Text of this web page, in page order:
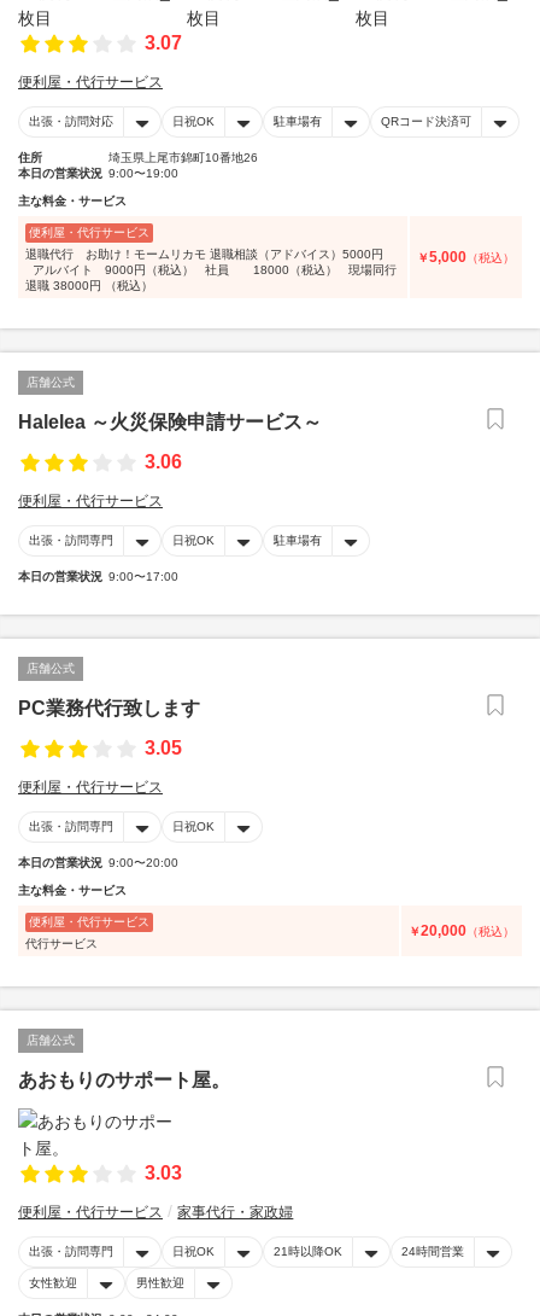
3.07
便利屋・代行サービス
出張・訪問対応 日祝OK 駐車場有 QRコード決済可
住所
埼玉県上尾市錦町10番地26
本日の営業状況 9:00〜19:00
主な料金・サービス
便利屋・代行サービス
退職代行 お助け！モームリカモ 退職相談（アドバイス）5000円
アルバイト 9000円（税込） 社員 18000（税込） 現場同行
退職 38000円 （税込）
￥5,000 （税込）
店舗公式
Halelea ～火災保険申請サービス～
3.06
便利屋・代行サービス
出張・訪問専門 日祝OK 駐車場有
本日の営業状況 9:00〜17:00
店舗公式
PC業務代行致します
3.05
便利屋・代行サービス
出張・訪問専門 日祝OK
本日の営業状況 9:00〜20:00
主な料金・サービス
便利屋・代行サービス
代行サービス
￥20,000 （税込）
店舗公式
あおもりのサポート屋。
3.03
便利屋・代行サービス 家事代行・家政婦
出張・訪問専門 日祝OK 21時以降OK 24時間営業
女性歓迎 男性歓迎